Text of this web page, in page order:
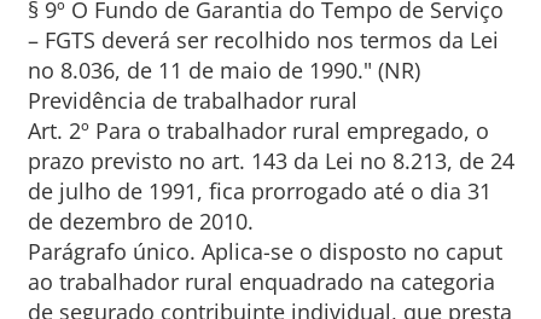
§ 9º O Fundo de Garantia do Tempo de Serviço
– FGTS deverá ser recolhido nos termos da Lei
no 8.036, de 11 de maio de 1990." (NR)
Previdência de trabalhador rural
Art. 2º Para o trabalhador rural empregado, o
prazo previsto no art. 143 da Lei no 8.213, de 24
de julho de 1991, fica prorrogado até o dia 31
de dezembro de 2010.
Parágrafo único. Aplica-se o disposto no caput
ao trabalhador rural enquadrado na categoria
de segurado contribuinte individual, que presta